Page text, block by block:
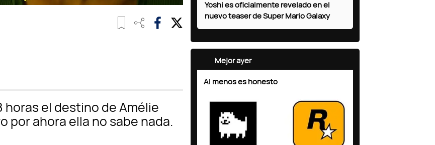
Yoshi es oficialmente revelado en el
nuevo teaser de Super Mario Galaxy
Mejor ayer
Al menos es honesto